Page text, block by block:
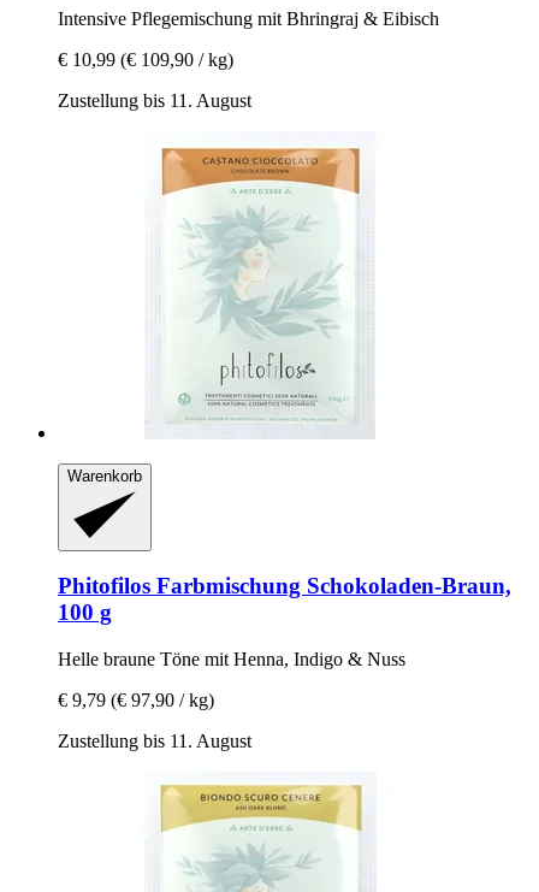
Intensive Pflegemischung mit Bhringraj & Eibisch
€ 10,99 (€ 109,90 / kg)
Zustellung bis 11. August
Warenkorb
Phitofilos Farbmischung Schokoladen-​Braun,
100 g
Helle braune Töne mit Henna, Indigo & Nuss
€ 9,79 (€ 97,90 / kg)
Zustellung bis 11. August